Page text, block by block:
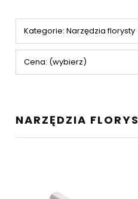
Kategorie: Narzędzia florysty
Cena: (wybierz)
NARZĘDZIA